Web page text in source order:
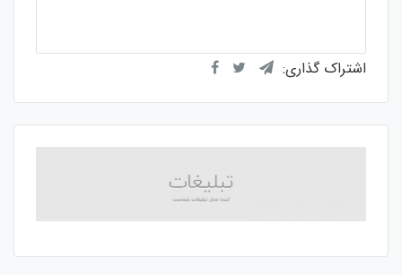
اشتراک گذاری: